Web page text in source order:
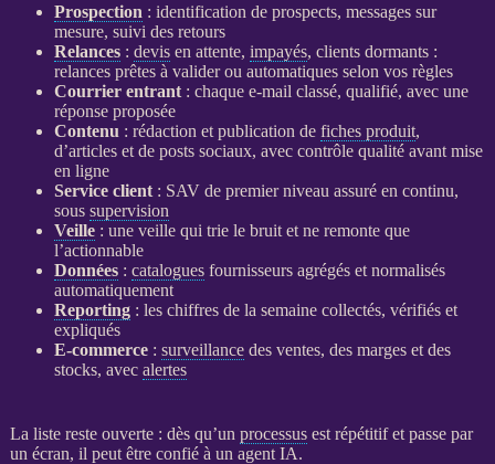
Prospection : identification de prospects, messages sur
mesure, suivi des retours
Relances: devisen attente, impayés, clients dormants :
relancesprêtes à valider ou automatiques selon vos règles
Courrier entrant: chaque e-mail classé, qualifié, avec une
réponse proposée
Contenu : rédaction et publication de fiches produit,
d’articles et de posts sociaux, avec contrôle qualité avant mise
en ligne
Service client: SAV de premier niveau assuré en continu,
sous supervision
Veille: une veillequi trie le bruit et ne remonte que
l’actionnable
Données: cataloguesfournisseurs agrégés et normalisés
automatiquement
Reporting: les chiffres de la semaine collectés, vérifiés et
expliqués
E-commerce: surveillancedes ventes, des marges et des
stocks, avec alertes
La liste reste ouverte : dès qu’un processusest répétitif et passe par
un écran, il peut être confié à un agent IA.